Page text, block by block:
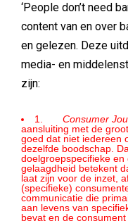
‘People don’t need
content van en over
en gelezen. Deze
media- en
zijn:
1. Consumer
aansluiting met de
goed dat niet iedereen
dezelfde boodschap.
doelgroepspecifieke
gelaagdheid betekent
laat zijn voor de inzet,
(specifieke)
communicatie die
aan levens van
bevat en de